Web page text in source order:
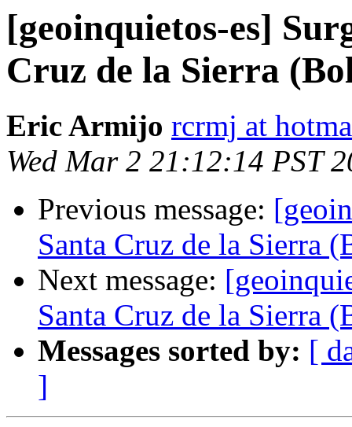
[geoinquietos-es]
Cruz de la Sierra
Eric Armijo rcrmj at
Wed Mar 2 21:12:14 PST
Previous message:
Santa Cruz de la Sierra
Next message:
Santa Cruz de la Sierra
Messages sorted by: [
]